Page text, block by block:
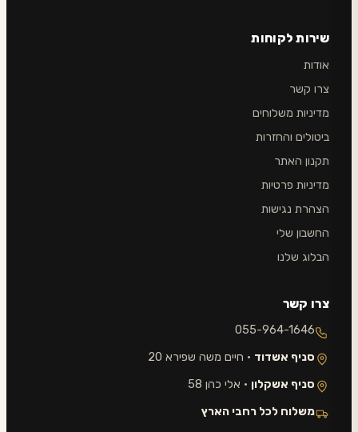
שירות לקוחות
אודות
צרו קשר
מדיניות משלוחים
ביטולים והחזרות
תקנון האתר
מדיניות פרטיות
הצהרת נגישות
החשבון שלי
הבלוג שלנו
צרו קשר
055-964-1646
סניף אשדוד · חיים משה שפירא 20
סניף אשקלון · אלי כהן 58
משלוח לכל רחבי הארץ